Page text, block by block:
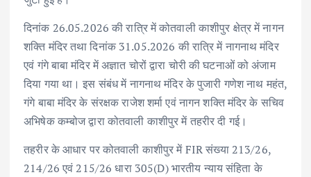
दिनांक 26.05.2026 की रात्रि में कोतवाली काशीपुर क्षेत्र में नागन
शक्ति मंदिर तथा दिनांक 31.05.2026 की रात्रि में नागनाथ मंदिर
एवं गंगे बाबा मंदिर में अज्ञात चोरों द्वारा चोरी की घटनाओं को अंजाम
दिया गया था। इस संबंध में नागनाथ मंदिर के पुजारी गणेश नाथ महंत,
गंगे बाबा मंदिर के संरक्षक राजेश शर्मा एवं नागन शक्ति मंदिर के सचिव
अभिषेक कम्बोज द्वारा कोतवाली काशीपुर में तहरीर दी गई।
तहरीर के आधार पर कोतवाली काशीपुर में FIR संख्या 213/26,
214/26 एवं 215/26 धारा 305(D) भारतीय न्याय संहिता के